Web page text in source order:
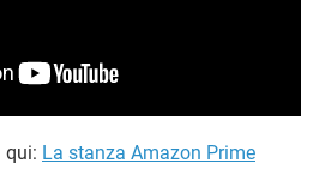
qui: La stanza Amazon Prime